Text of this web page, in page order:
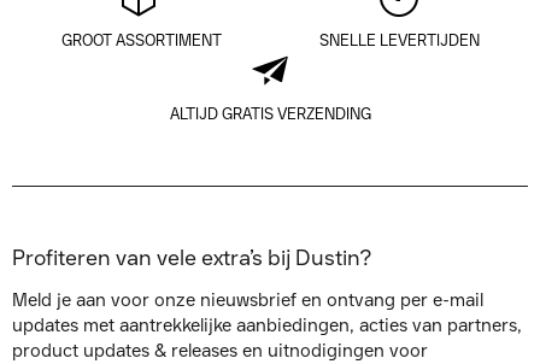
GROOT ASSORTIMENT SNELLE LEVERTIJDEN
ALTIJD GRATIS VERZENDING
Profiteren van vele extra’s bij Dustin?
Meld je aan voor onze nieuwsbrief en ontvang per e-mail
updates met aantrekkelijke aanbiedingen, acties van partners,
product updates & releases en uitnodigingen voor